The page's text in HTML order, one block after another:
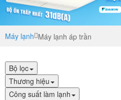
Máy lạnh Máy lạnh áp trần
Bộ lọc
Thương hiệu
Công suất làm lạnh